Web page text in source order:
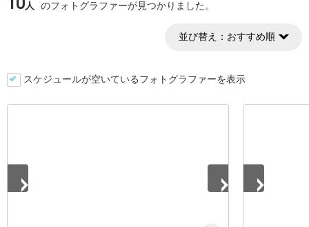
人 のフォトグラファーが見つかりました。
並び替え： おすすめ順
スケジュールが空いているフォトグラファーを表示